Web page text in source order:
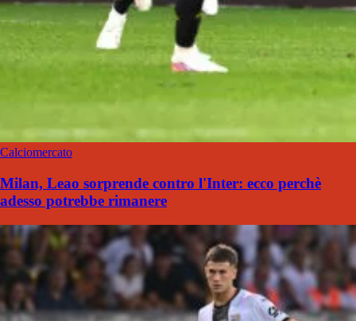
Calciomercato
Milan, Leao sorprende contro l'Inter: ecco perchè
adesso potrebbe rimanere